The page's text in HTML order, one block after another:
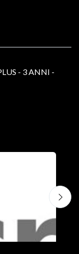
- 3 ANNI -